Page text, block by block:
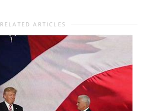
RELATED ARTICLES